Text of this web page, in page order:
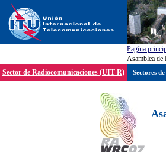
Pagína
Asamblea
Sector de Radiocomunicaciones (UIT-R)
Sectores